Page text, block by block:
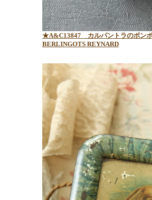
★A&C13847
カルパントラのボン
BERLINGOTS REYNARD